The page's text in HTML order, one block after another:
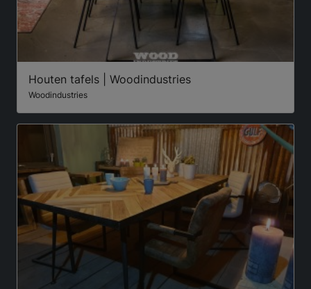
Houten tafels | Woodindustries
Woodindustries